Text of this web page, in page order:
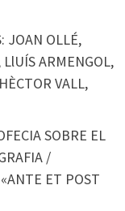
JOAN OLLÉ,
ARMENGOL,
VALL,
SOBRE EL
/
ET POST